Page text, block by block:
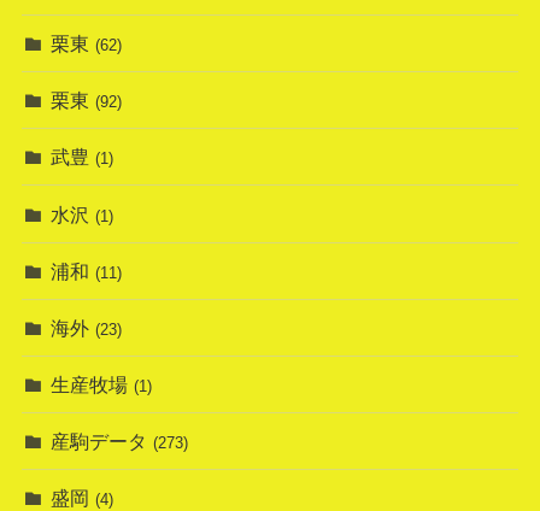
栗東 (62)
栗東 (92)
武豊 (1)
水沢 (1)
浦和 (11)
海外 (23)
生産牧場 (1)
産駒データ (273)
盛岡 (4)